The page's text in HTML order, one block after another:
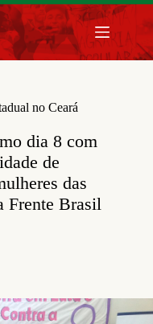
no Ceará
dia 8 com
de
das
Frente Brasil